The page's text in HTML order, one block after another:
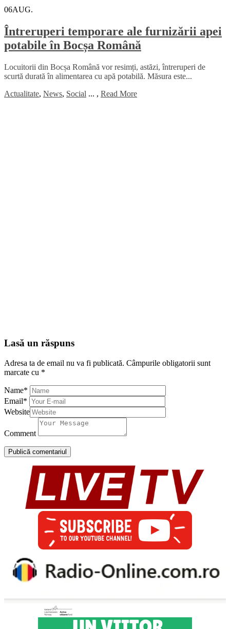
06AUG.
Întreruperi temporare ale furnizării apei
potabile în Bocșa Română
Locuitorii din Bocșa Română vor resimți, astăzi, întreruperi de
scurtă durată în alimentarea cu apă potabilă. Măsura este...
Actualitate, News, Social ... , Read More
Lasă un răspuns
Adresa ta de email nu va fi publicată. Câmpurile obligatorii sunt
marcate cu *
Name*
Email*
Website
Comment